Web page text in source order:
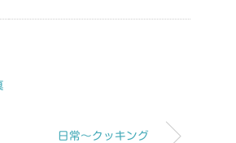
日常～クッキング